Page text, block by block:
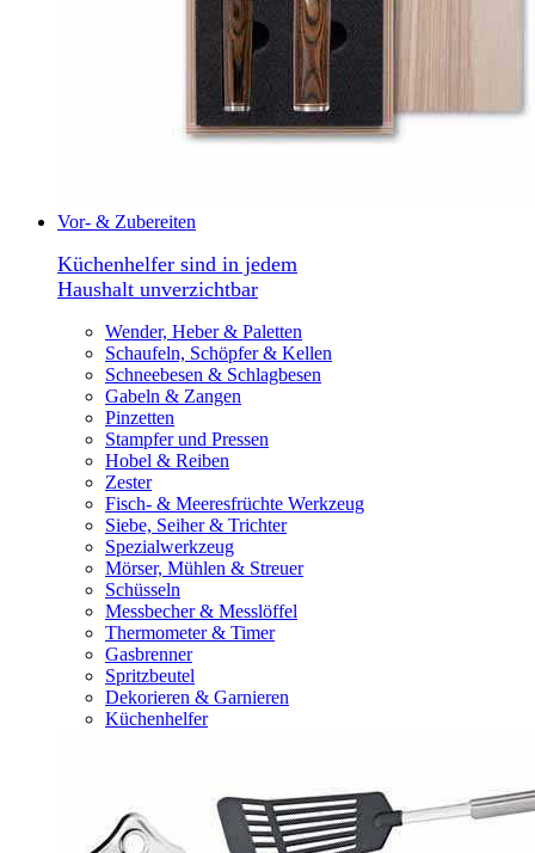
Vor- & Zubereiten
Küchenhelfer sind in jedem
Haushalt unverzichtbar
Wender, Heber & Paletten
Schaufeln, Schöpfer & Kellen
Schneebesen & Schlagbesen
Gabeln & Zangen
Pinzetten
Stampfer und Pressen
Hobel & Reiben
Zester
Fisch- & Meeresfrüchte Werkzeug
Siebe, Seiher & Trichter
Spezialwerkzeug
Mörser, Mühlen & Streuer
Schüsseln
Messbecher & Messlöffel
Thermometer & Timer
Gasbrenner
Spritzbeutel
Dekorieren & Garnieren
Küchenhelfer